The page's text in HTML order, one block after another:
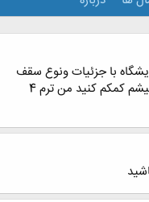
با جزئيات ونوع سقف
براي درس طراحي فني طراحي كنم ممنون ميشم كمكم كنيد من ترم 4